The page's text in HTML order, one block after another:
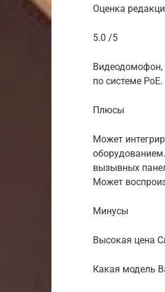
Оценка
5.0 /5
Видеодомофон,
по системе
Плюсы
Может
вызывных
Может
Минусы
Высокая цена
Какая модель